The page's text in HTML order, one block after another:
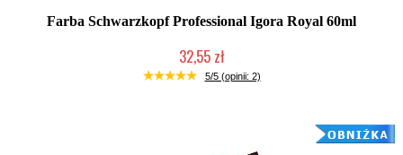
Farba Schwarzkopf Professional Igora Royal 60ml
32,55 zł
Duża ilość (wysyłka w 24h)
5/5 (opinii: 2)